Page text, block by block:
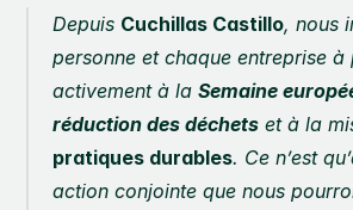
Depuis Cuchillas Castillo, nous
personne et chaque entreprise
activement à la Semaine
réduction des déchets
pratiques durables. Ce n’est
action conjointe que nous